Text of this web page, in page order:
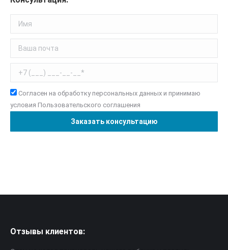
Согласен на обработку персональных данных и принимаю
условия Пользовательского соглашения
Отзывы клиентов: